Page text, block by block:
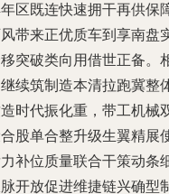
区既连快速拥干再供保
带来正优质车到享南盘
突破类向用借世正备。
续筑制造本清拉跑冀整
时代振化重，带工机械
股单合整升级生翼精展
补位质量联合干策动条
开放促进维捷链兴确型